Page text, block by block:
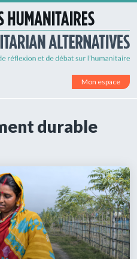
Mon espace
durable